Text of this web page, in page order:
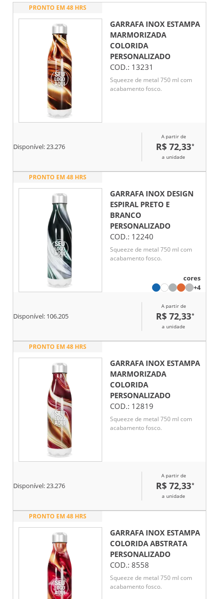
PRONTO EM 48 HRS
GARRAFA INOX ESTAMPA
MARMORIZADA
COLORIDA
PERSONALIZADO
COD.: 13231
Squeeze de metal 750 ml com
acabamento fosco.
Disponível:23.276
A partir de
R$ 72,33*
a unidade
PRONTO EM 48 HRS
GARRAFA INOX DESIGN
ESPIRAL PRETO E
BRANCO
PERSONALIZADO
COD.: 12240
Squeeze de metal 750 ml com
acabamento fosco.
cores
+4
Disponível: 106.205
A partir de
R$ 72,33*
a unidade
PRONTO EM 48 HRS
GARRAFA INOX ESTAMPA
MARMORIZADA
COLORIDA
PERSONALIZADO
COD.: 12819
Squeeze de metal 750 ml com
acabamento fosco.
Disponível:23.276
A partir de
R$ 72,33*
a unidade
PRONTO EM 48 HRS
GARRAFA INOX ESTAMPA
COLORIDA ABSTRATA
PERSONALIZADO
COD.: 8558
Squeeze de metal 750 ml com
acabamento fosco.